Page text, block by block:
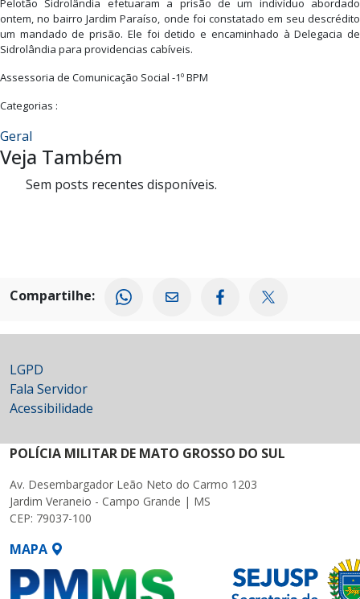
Pelotão Sidrolândia efetuaram a prisão de um indivíduo abordado
ontem, no bairro Jardim Paraíso, onde foi constatado em seu descrédito
um mandado de prisão. Ele foi detido e encaminhado à Delegacia de
Sidrolândia para providencias cabíveis.
Assessoria de Comunicação Social -1º BPM
Categorias :
Geral
Veja Também
Sem posts recentes disponíveis.
Compartilhe:
LGPD
Fala Servidor
Acessibilidade
POLÍCIA MILITAR DE MATO GROSSO DO SUL
Av. Desembargador Leão Neto do Carmo 1203
Jardim Veraneio - Campo Grande | MS
CEP: 79037-100
MAPA